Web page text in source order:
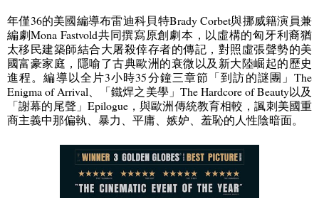
年僅36的美國編導布雷迪科貝特Brady Corbet與挪威籍演員兼
編劇Mona Fastvold共同撰寫原創劇本，以虛構的匈牙利裔猶
太移民建築師結合大屠殺倖存者的傳記，對照虛張聲勢的美
國富豪家庭，隱喻了古典歐洲的衰微以及新大陸崛起的歷史
進程。編導以全片3小時35分鐘三章節「到訪的謎團」 The
Enigma of Arrival 、「鐵焊之美學」 The Hardcore of Beauty以及
「謝幕的尾聲」 Epilogue，與歐洲傳統教育相較，諷刺美國重
商主義中那偏執、暴力、平庸、嫉妒、羞恥的人性陰暗面。